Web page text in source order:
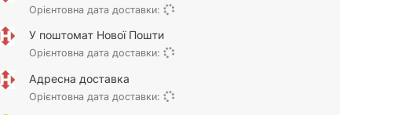
Орієнтовна дата доставки:
У поштомат Нової Пошти
Орієнтовна дата доставки:
Адресна доставка
Орієнтовна дата доставки: